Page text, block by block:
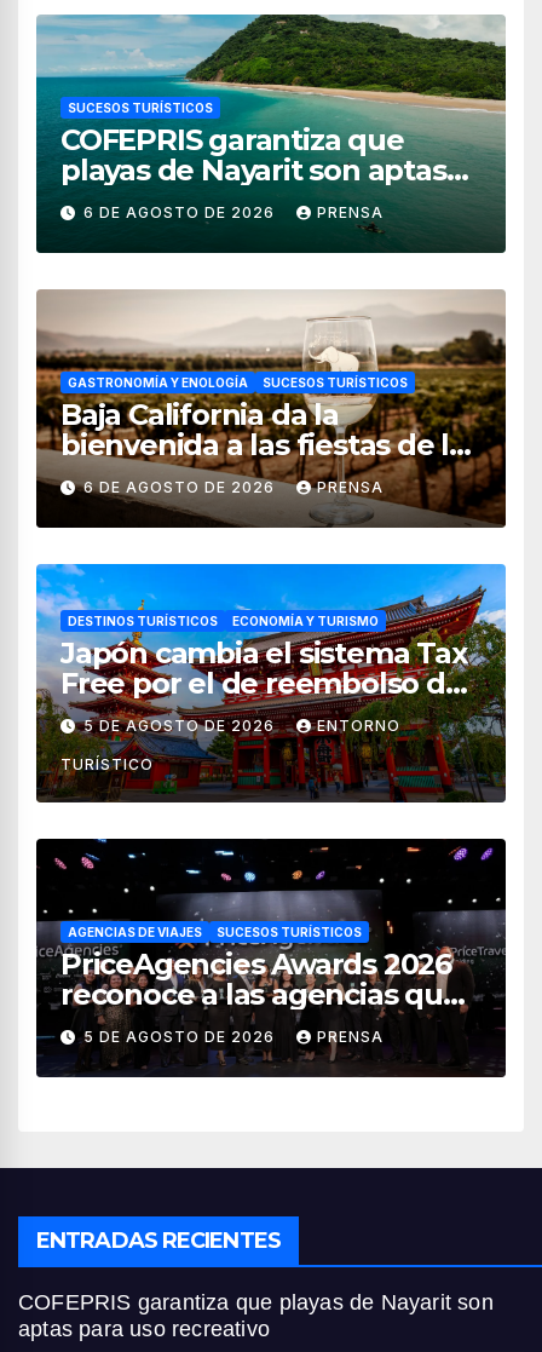
SUCESOS TURÍSTICOS
COFEPRIS garantiza que
playas de Nayarit son aptas
para uso recreativo
6 DE AGOSTO DE 2026 PRENSA
GASTRONOMÍA Y ENOLOGÍA SUCESOS TURÍSTICOS
Baja California da la
bienvenida a las fiestas de la
vendimia 2026
6 DE AGOSTO DE 2026 PRENSA
DESTINOS TURÍSTICOS ECONOMÍA Y TURISMO
Japón cambia el sistema Tax
Free por el de reembolso de
impuestos desde noviembre
de 2026
5 DE AGOSTO DE 2026 ENTORNO
TURÍSTICO
AGENCIAS DE VIAJES SUCESOS TURÍSTICOS
PriceAgencies Awards 2026
reconoce a las agencias que
impulsan el crecimiento del
turismo en México
5 DE AGOSTO DE 2026 PRENSA
ENTRADAS RECIENTES
COFEPRIS garantiza que playas de Nayarit son
aptas para uso recreativo